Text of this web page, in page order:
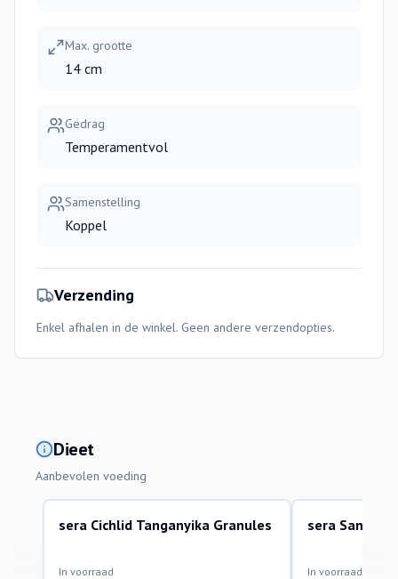
Max. grootte
14 cm
Gedrag
Temperamentvol
Samenstelling
Koppel
Verzending
Enkel afhalen in de winkel. Geen andere verzendopties.
Dieet
Aanbevolen voeding
sera Cichlid Tanganyika Granules
In voorraad
sera San
In voorraad